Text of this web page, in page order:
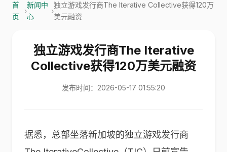
首
页
›
新闻中
心
›
独立游戏发行商The Iterative Collective获得120万
美元融资
独立游戏发行商The Iterative
Collective获得120万美元融资
发布时间：2026-05-17 01:55:20
据悉，总部坐落新加坡的独立游戏发行商